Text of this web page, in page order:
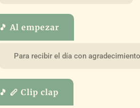
🎵 Al empezar
Para recibir el día con
🎵 🪈 Clip clap